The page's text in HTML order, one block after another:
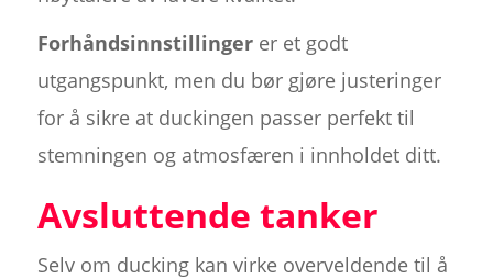
Forhåndsinnstillingerer et godt
utgangspunkt, men du bør gjøre justeringer
for å sikre at duckingen passer perfekt til
stemningen og atmosfæren i innholdet ditt.
Avsluttende tanker
Selv om ducking kan virke overveldende til å